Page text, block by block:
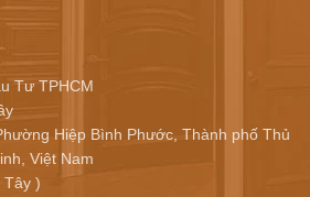
Tư TPHCM
Hiệp Bình Phước, Thành phố Thủ
Việt Nam
Tây )